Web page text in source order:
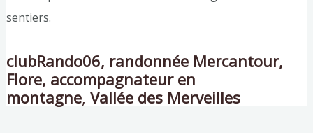
sentiers.
clubRando06, randonnée Mercantour,
Flore, accompagnateur en
montagne, Vallée des Merveilles